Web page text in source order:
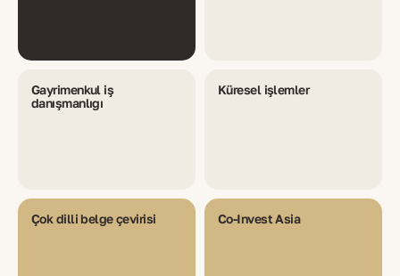
Gayrimenkul iş
danışmanlığı
Küresel işlemler
Çok dilli belge çevirisi Co-Invest Asia